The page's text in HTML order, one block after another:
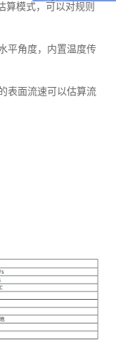
算模式，可以对规则
平角度，内置温度传
表面流速可以估算流